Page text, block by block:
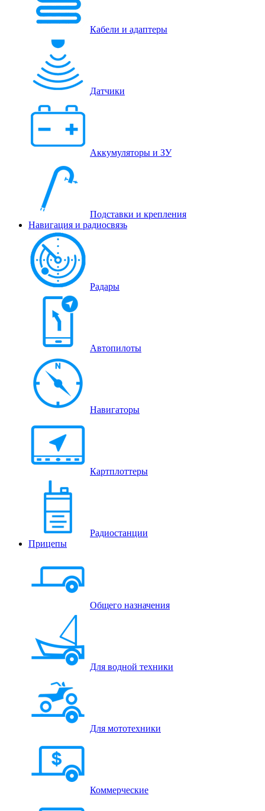
Кабели и адаптеры
Датчики
Аккумуляторы и ЗУ
Подставки и крепления
Навигация и радиосвязь
Радары
Автопилоты
Навигаторы
Картплоттеры
Радиостанции
Прицепы
Общего назначения
Для водной техники
Для мототехники
Коммерческие